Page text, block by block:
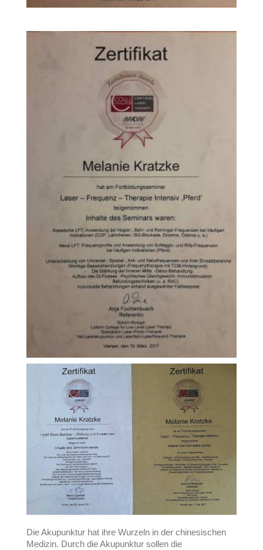
Die Akupunktur hat ihre Wurzeln in der chinesischen
Medizin. Durch die Akupunktur sollen die